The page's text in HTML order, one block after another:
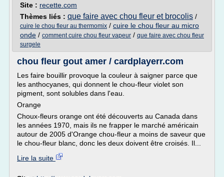
Site : recette.com
Thèmes liés : que faire avec chou fleur et brocolis /
cuire le chou fleur au thermomix / cuire le chou fleur au micro
onde / comment cuire chou fleur vapeur / que faire avec chou fleur
surgele
chou fleur gout amer / cardplayerr.com
Les faire bouillir provoque la couleur à saigner parce que
les anthocyanes, qui donnent le chou-fleur violet son
pigment, sont solubles dans l'eau.
Orange
Choux-fleurs orange ont été découverts au Canada dans
les années 1970, mais ils ne frapper le marché américain
autour de 2005 d'Orange chou-fleur a moins de saveur que
le chou-fleur blanc, donc les deux doivent être croisés. Il...
Lire la suite